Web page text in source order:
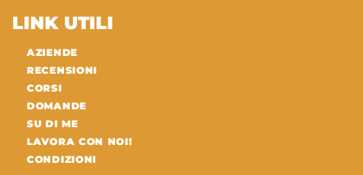
LINK UTILI
AZIENDE
RECENSIONI
CORSI
DOMANDE
SU DI ME
LAVORA CON NOI!
CONDIZIONI